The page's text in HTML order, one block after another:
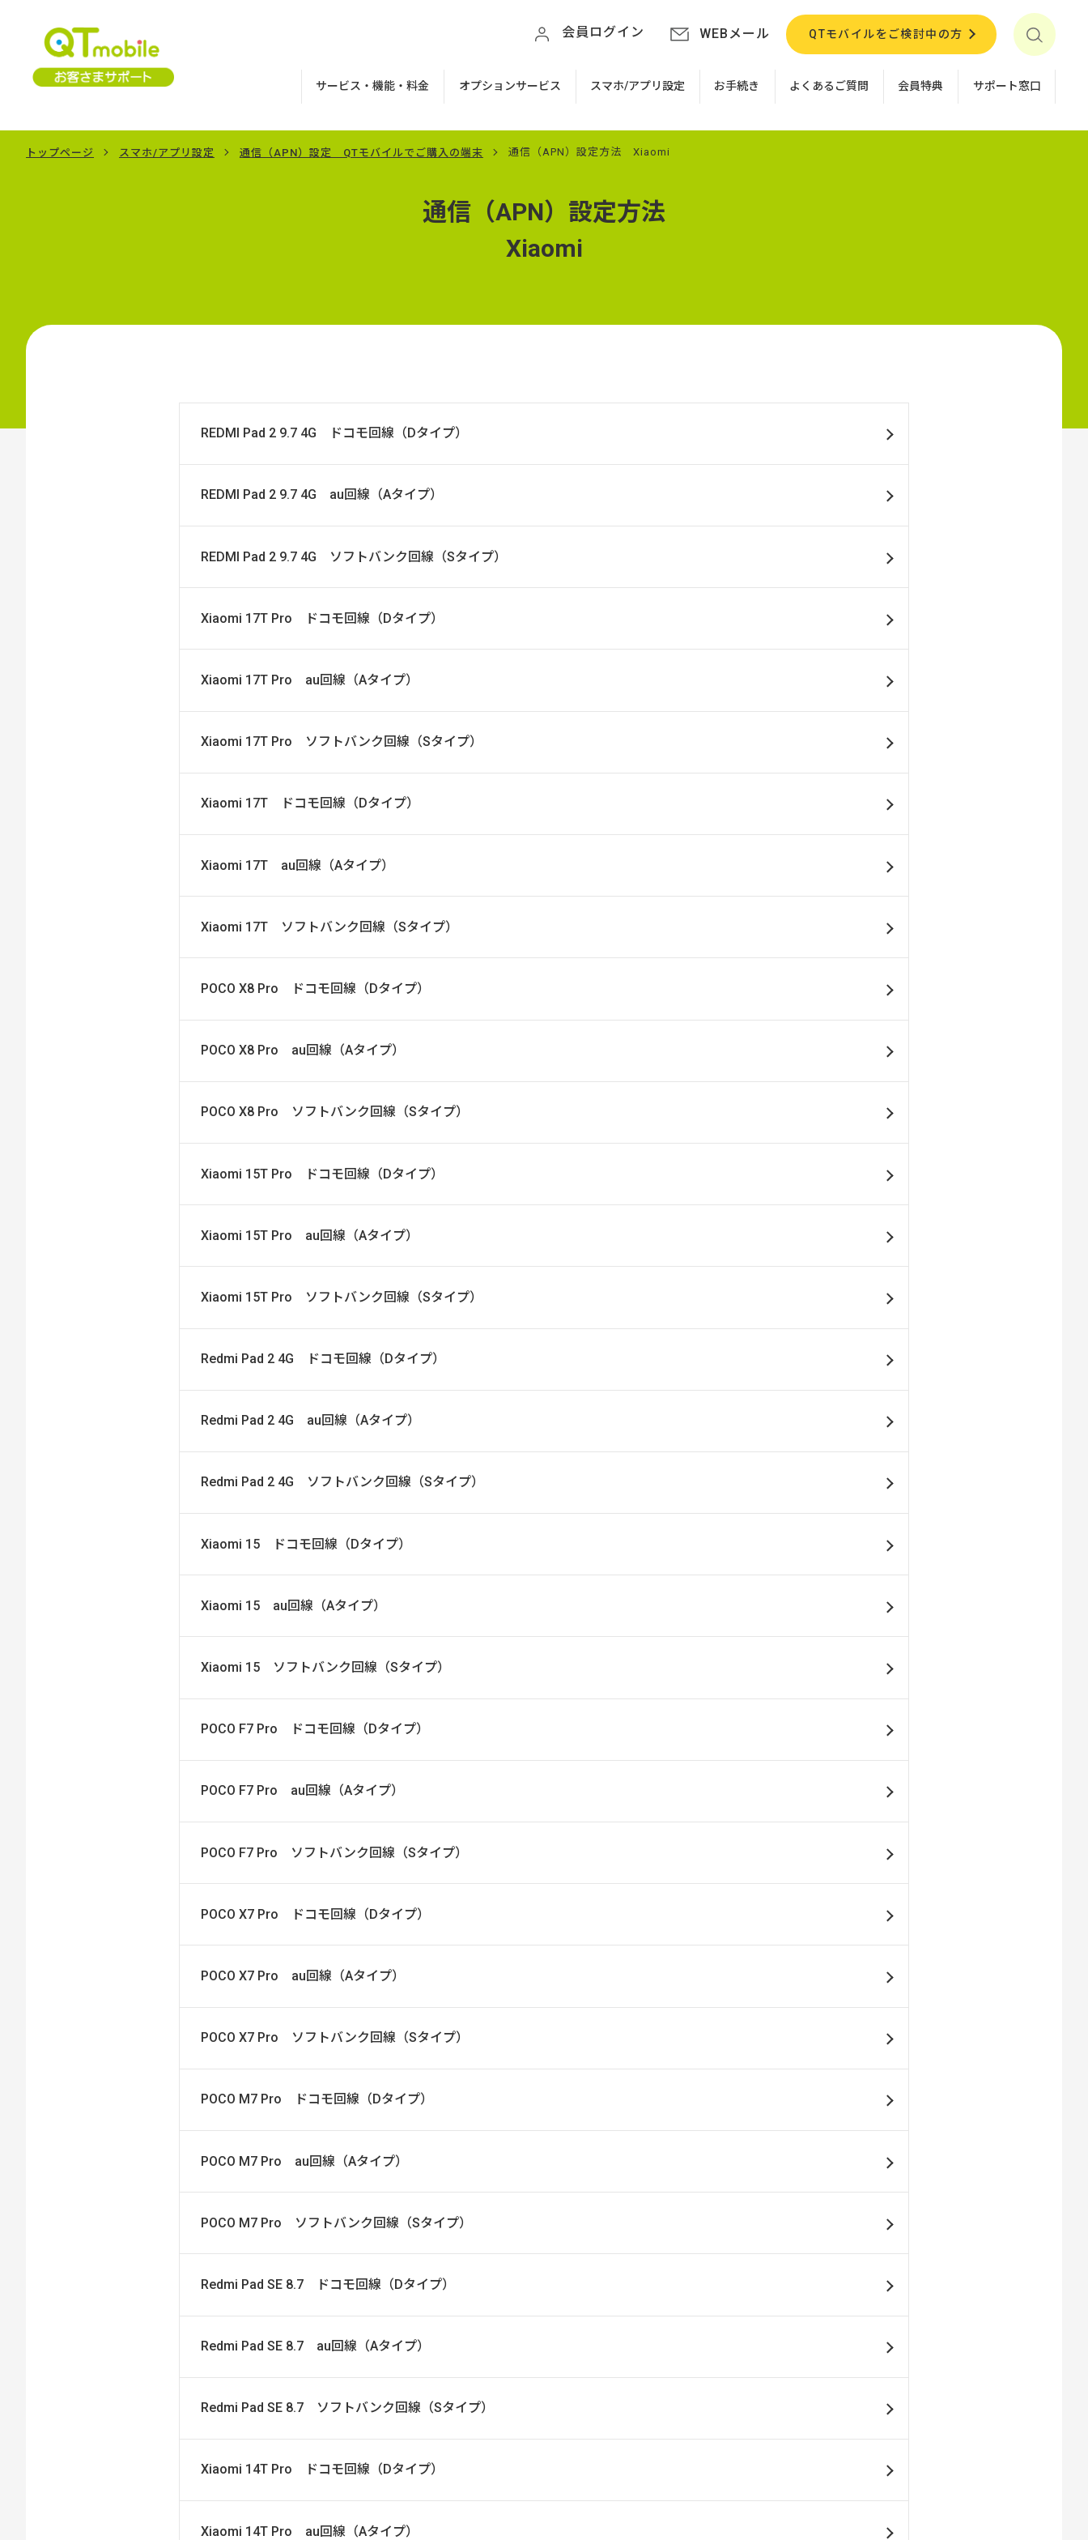
会員ログイン WEBメール QTモバイルをご検討中の方
サービス・機能・料金 オプションサービス スマホ/アプリ設定 お手続き よくあるご質問 会員特典 サポート窓口
トップページ スマホ/アプリ設定 通信（APN）設定 QTモバイルでご購入の端末 通信（APN）設定方法 Xiaomi
通信（APN）設定方法
Xiaomi
REDMI Pad 2 9.7 4G ドコモ回線（Dタイプ）
REDMI Pad 2 9.7 4G au回線（Aタイプ）
REDMI Pad 2 9.7 4G ソフトバンク回線（Sタイプ）
Xiaomi 17T Pro ドコモ回線（Dタイプ）
Xiaomi 17T Pro au回線（Aタイプ）
Xiaomi 17T Pro ソフトバンク回線（Sタイプ）
Xiaomi 17T ドコモ回線（Dタイプ）
Xiaomi 17T au回線（Aタイプ）
Xiaomi 17T ソフトバンク回線（Sタイプ）
POCO X8 Pro ドコモ回線（Dタイプ）
POCO X8 Pro au回線（Aタイプ）
POCO X8 Pro ソフトバンク回線（Sタイプ）
Xiaomi 15T Pro ドコモ回線（Dタイプ）
Xiaomi 15T Pro au回線（Aタイプ）
Xiaomi 15T Pro ソフトバンク回線（Sタイプ）
Redmi Pad 2 4G ドコモ回線（Dタイプ）
Redmi Pad 2 4G au回線（Aタイプ）
Redmi Pad 2 4G ソフトバンク回線（Sタイプ）
Xiaomi 15 ドコモ回線（Dタイプ）
Xiaomi 15 au回線（Aタイプ）
Xiaomi 15 ソフトバンク回線（Sタイプ）
POCO F7 Pro ドコモ回線（Dタイプ）
POCO F7 Pro au回線（Aタイプ）
POCO F7 Pro ソフトバンク回線（Sタイプ）
POCO X7 Pro ドコモ回線（Dタイプ）
POCO X7 Pro au回線（Aタイプ）
POCO X7 Pro ソフトバンク回線（Sタイプ）
POCO M7 Pro ドコモ回線（Dタイプ）
POCO M7 Pro au回線（Aタイプ）
POCO M7 Pro ソフトバンク回線（Sタイプ）
Redmi Pad SE 8.7 ドコモ回線（Dタイプ）
Redmi Pad SE 8.7 au回線（Aタイプ）
Redmi Pad SE 8.7 ソフトバンク回線（Sタイプ）
Xiaomi 14T Pro ドコモ回線（Dタイプ）
Xiaomi 14T Pro au回線（Aタイプ）